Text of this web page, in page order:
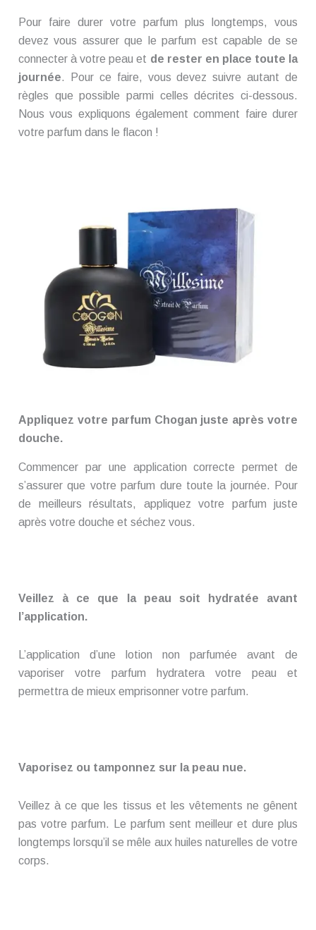
Pour faire durer votre parfum plus longtemps, vous
devez vous assurer que le parfum est capable de se
connecter à votre peau et de rester en place toute la
journée. Pour ce faire, vous devez suivre autant de
règles que possible parmi celles décrites ci-dessous.
Nous vous expliquons également comment faire durer
votre parfum dans le flacon !
Appliquez votre parfum Chogan juste après votre
douche.
Commencer par une application correcte permet de
s’assurer que votre parfum dure toute la journée. Pour
de meilleurs résultats, appliquez votre parfum juste
après votre douche et séchez vous.
Veillez à ce que la peau soit hydratée avant
l’application.
L’application d’une lotion non parfumée avant de
vaporiser votre parfum hydratera votre peau et
permettra de mieux emprisonner votre parfum.
Vaporisez ou tamponnez sur la peau nue.
Veillez à ce que les tissus et les vêtements ne gênent
pas votre parfum. Le parfum sent meilleur et dure plus
longtemps lorsqu’il se mêle aux huiles naturelles de votre
corps.